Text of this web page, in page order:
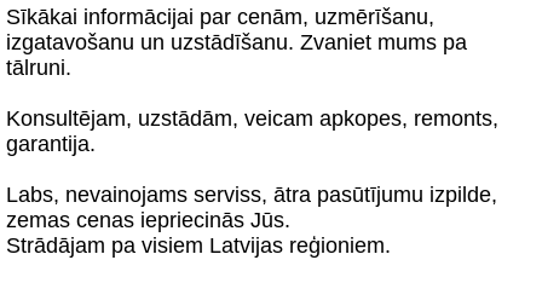
Sīkākai informācijai par cenām, uzmērīšanu,
izgatavošanu un uzstādīšanu. Zvaniet mums pa
tālruni.
Konsultējam, uzstādām, veicam apkopes, remonts,
garantija.
Labs, nevainojams serviss, ātra pasūtījumu izpilde,
zemas cenas iepriecinās Jūs.
Strādājam pa visiem Latvijas reģioniem.